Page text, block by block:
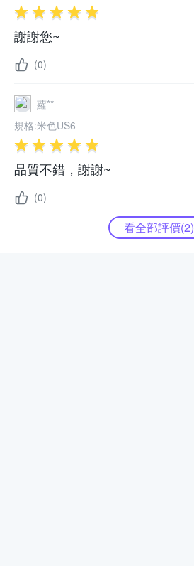
謝謝您~
(0)
蘿**
規格:米色US6
品質不錯，謝謝~
(0)
看全部評價(2)